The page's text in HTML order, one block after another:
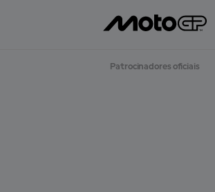
Patrocinadores oficiais